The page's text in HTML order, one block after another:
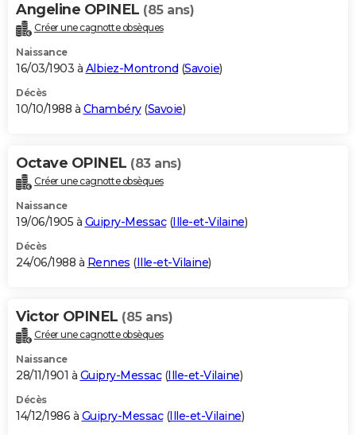
Angeline OPINEL (85 ans)
Créer une cagnotte obsèques
Naissance
16/03/1903 à Albiez-Montrond (Savoie)
Décès
10/10/1988 à Chambéry(Savoie)
Octave OPINEL (83 ans)
Créer une cagnotte obsèques
Naissance
19/06/1905 à Guipry-Messac(Ille-et-Vilaine)
Décès
24/06/1988 à Rennes (Ille-et-Vilaine)
Victor OPINEL (85 ans)
Créer une cagnotte obsèques
Naissance
28/11/1901 à Guipry-Messac(Ille-et-Vilaine)
Décès
14/12/1986 à Guipry-Messac(Ille-et-Vilaine)